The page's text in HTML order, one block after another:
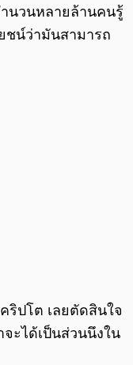
นวนหลายล้านคนรู้
ชน์ว่ามันสามารถ
ริปโต เลยตัดสินใจ
ะได้เป็นส่วนนึงใน